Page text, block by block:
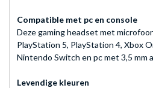
Compatible met pc en console
Deze gaming headset met
PlayStation 5, PlayStation 4, Xbox
Nintendo Switch en pc met 3,5 mm
Levendige kleuren